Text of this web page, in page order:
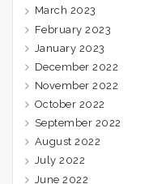
March 2023
February 2023
January 2023
December 2022
November 2022
October 2022
September 2022
August 2022
July 2022
June 2022